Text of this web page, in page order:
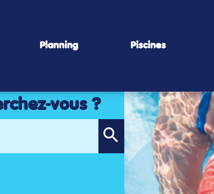
Planning Piscines
vous ?